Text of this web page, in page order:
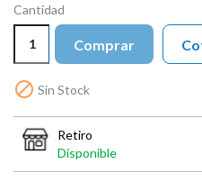
Cantidad
Comprar
 Sin Stock
Retiro
Disponible